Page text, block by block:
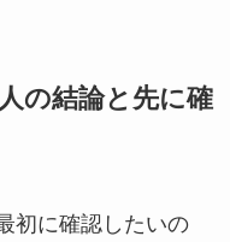
の結論と先に確
初に確認したいの